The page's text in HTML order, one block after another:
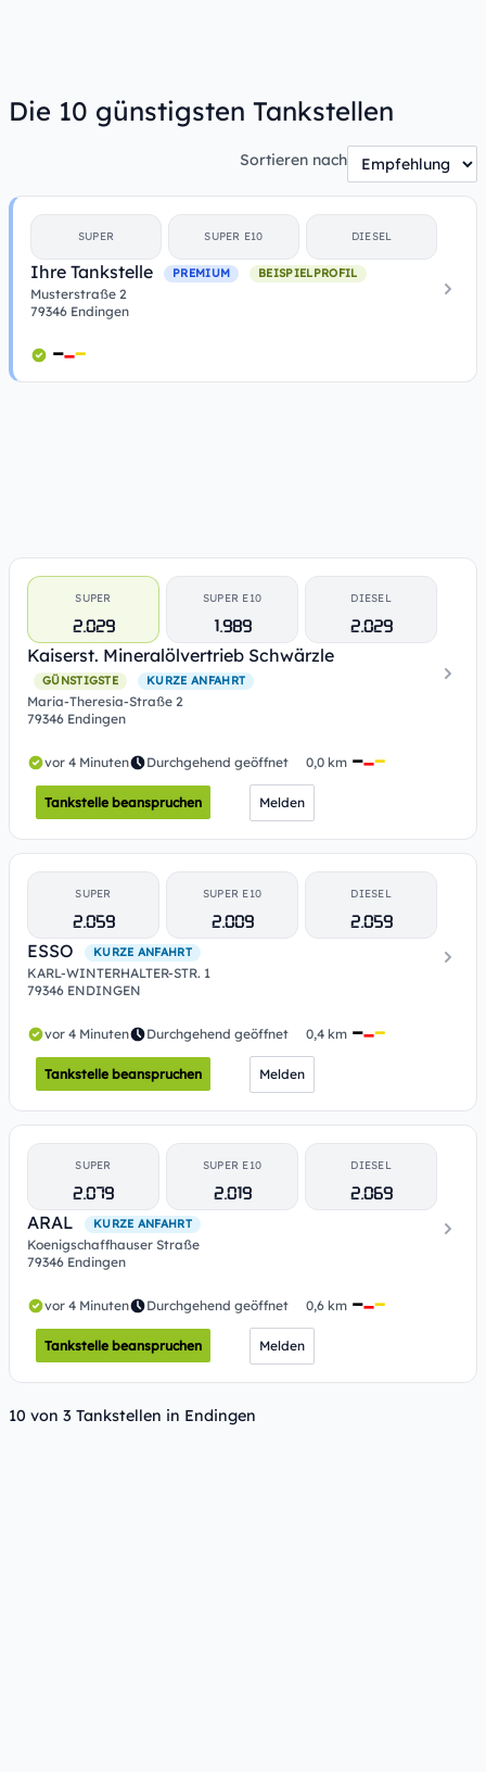
Die 10 günstigsten Tankstellen
Sortieren nach
SUPER SUPER E10 DIESEL
Ihre Tankstelle PREMIUM BEISPIELPROFIL
Musterstraße 2
79346 Endingen
SUPER
2.029
SUPER E10
1.989
DIESEL
2.029
Kaiserst. Mineralölvertrieb Schwärzle
GÜNSTIGSTE KURZE ANFAHRT
Maria-Theresia-Straße 2
79346 Endingen
vor 4 Minuten Durchgehend geöffnet 0,0 km
Tankstelle beanspruchen Melden
SUPER
2.059
SUPER E10
2.009
DIESEL
2.059
ESSO
KURZE ANFAHRT
KARL-WINTERHALTER-STR. 1
79346 ENDINGEN
vor 4 Minuten Durchgehend geöffnet 0,4 km
Tankstelle beanspruchen Melden
SUPER
2.079
SUPER E10
2.019
DIESEL
2.069
ARAL
KURZE ANFAHRT
Koenigschaffhauser Straße
79346 Endingen
vor 4 Minuten Durchgehend geöffnet 0,6 km
Tankstelle beanspruchen Melden
10 von 3 Tankstellen in Endingen